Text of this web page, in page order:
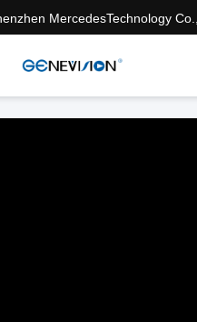
MercedesTechnology